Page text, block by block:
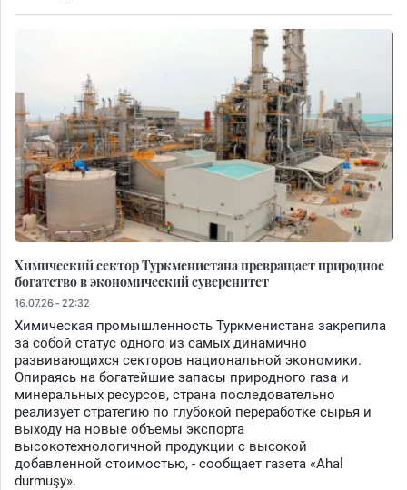
Химический сектор Туркменистана превращает природное
богатство в экономический суверенитет
16.07.26 - 22:32
Химическая промышленность Туркменистана закрепила
за собой статус одного из самых динамично
развивающихся секторов национальной экономики.
Опираясь на богатейшие запасы природного газа и
минеральных ресурсов, страна последовательно
реализует стратегию по глубокой переработке сырья и
выходу на новые объемы экспорта
высокотехнологичной продукции с высокой
добавленной стоимостью, - сообщает газета «Ahal
durmuşy».